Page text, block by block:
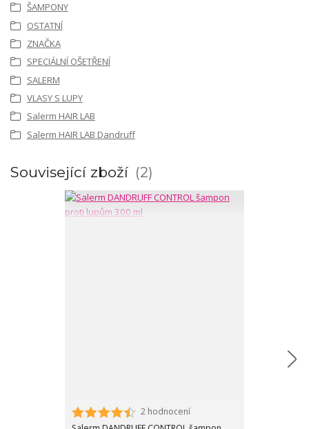
ŠAMPONY
OSTATNÍ
ZNAČKA
SPECIÁLNÍ OŠETŘENÍ
SALERM
VLASY S LUPY
Salerm HAIR LAB
Salerm HAIR LAB Dandruff
Související zboží 2
2 hodnocení